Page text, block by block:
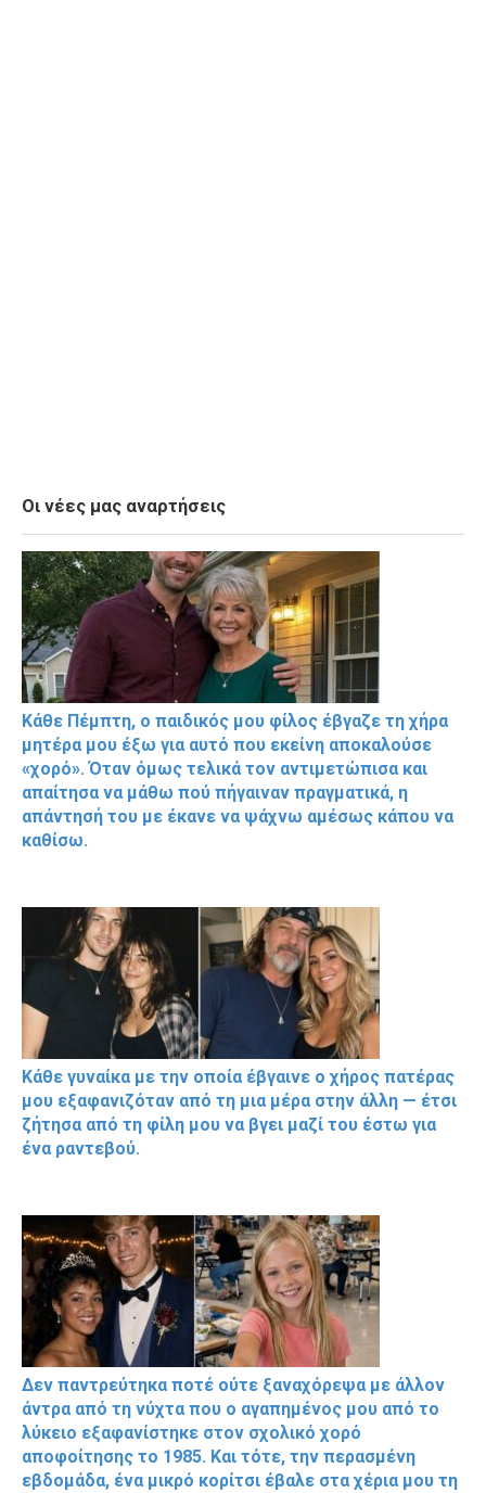
Οι νέες μας αναρτήσεις
Κάθε Πέμπτη, ο παιδικός μου φίλος έβγαζε τη χήρα
μητέρα μου έξω για αυτό που εκείνη αποκαλούσε
«χορό». Όταν όμως τελικά τον αντιμετώπισα και
απαίτησα να μάθω πού πήγαιναν πραγματικά, η
απάντησή του με έκανε να ψάχνω αμέσως κάπου να
καθίσω.
Κάθε γυναίκα με την οποία έβγαινε ο χήρος πατέρας
μου εξαφανιζόταν από τη μια μέρα στην άλλη — έτσι
ζήτησα από τη φίλη μου να βγει μαζί του έστω για
ένα ραντεβού.
Δεν παντρεύτηκα ποτέ ούτε ξαναχόρεψα με άλλον
άντρα από τη νύχτα που ο αγαπημένος μου από το
λύκειο εξαφανίστηκε στον σχολικό χορό
αποφοίτησης το 1985. Και τότε, την περασμένη
εβδομάδα, ένα μικρό κορίτσι έβαλε στα χέρια μου τη